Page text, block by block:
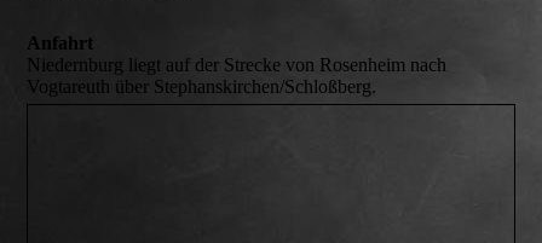
Anfahrt
Niedernburg liegt auf der Strecke von Rosenheim nach
Vogtareuth über Stephanskirchen/Schloßberg.